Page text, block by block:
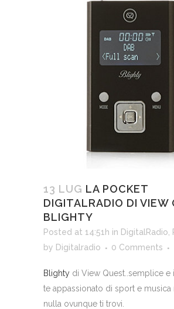
13 LUG LA POCKET
DIGITALRADIO DI VIEW
BLIGHTY
Posted at 14:51h in DigitalRadio
by Digitalradio 0 Comments
Blighty di View Quest..semplice e
te appassionato di sport e musica
nulla ovunque ti trovi.